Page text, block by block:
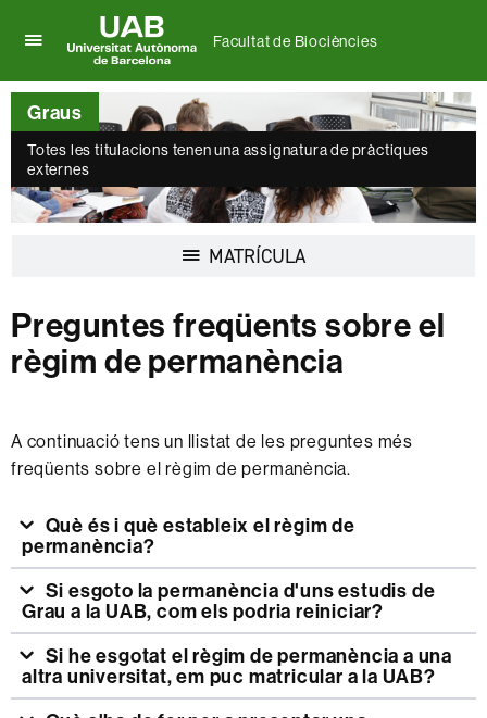
per
desplegar
el
menú
de
Facultat
de
Universitat
Autònoma
Barcelona
Facultat de Biociències
Graus
Totes les titulacions tenen una assignatura de pràctiques
externes
MATRÍCULA
Preguntes freqüents sobre el
règim de permanència
A continuació tens un llistat de les preguntes més
freqüents sobre el règim de permanència.
permanència?
Grau a la UAB, com els podria reiniciar?
altra universitat, em puc matricular a la UAB?